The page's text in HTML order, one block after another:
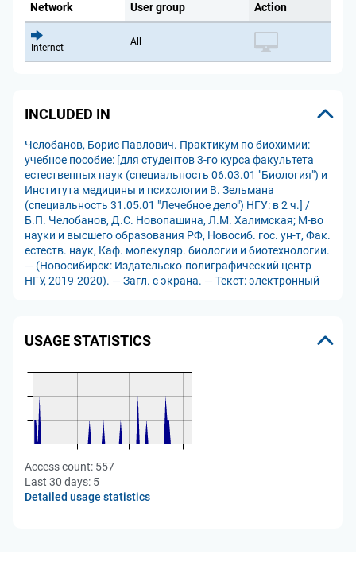
Network User group Action
Internet
All
INCLUDED IN
Челобанов, Борис Павлович. Практикум по биохимии:
учебное пособие: [для студентов 3-го курса факультета
естественных наук (специальность 06.03.01 "Биология") и
Института медицины и психологии В. Зельмана
(специальность 31.05.01 "Лечебное дело") НГУ: в 2 ч.] /
Б.П. Челобанов, Д.С. Новопашина, Л.М. Халимская; М-во
науки и высшего образования РФ, Новосиб. гос. ун-т, Фак.
естеств. наук, Каф. молекуляр. биологии и биотехнологии.
— (Новосибирск: Издательско-полиграфический центр
НГУ, 2019-2020). — Загл. с экрана. — Текст: электронный
USAGE STATISTICS
Access count: 557
Last 30 days: 5
Detailed usage statistics